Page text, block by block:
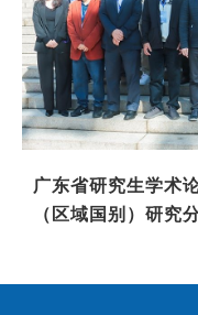
广东省研究生学术
（区域国别）研究